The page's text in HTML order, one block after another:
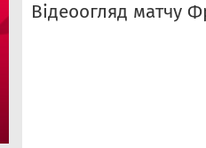
Відеоогляд матчу